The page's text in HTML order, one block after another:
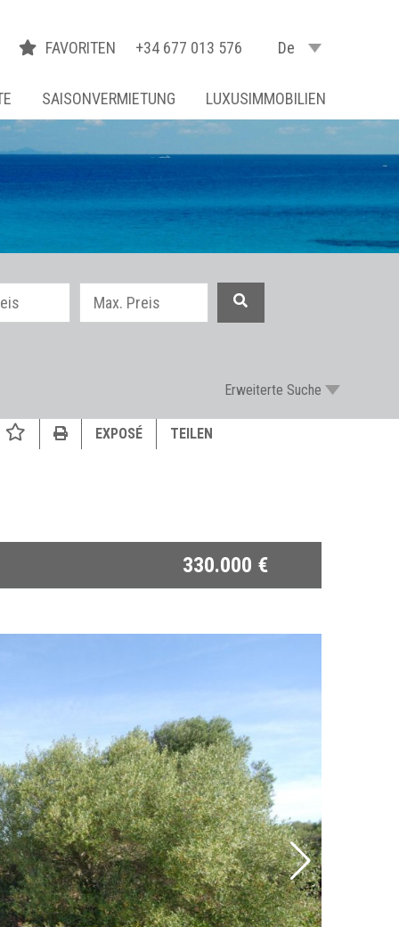
FAVORITEN +34 677 013 576 De
SAISONVERMIETUNG LUXUSIMMOBILIEN
Erweiterte Suche
EXPOSÉ TEILEN
330.000 €